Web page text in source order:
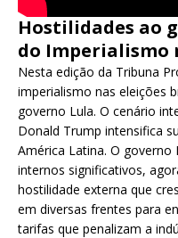
Hostilidades ao
do Imperialismo
Nesta edição da Tribuna
imperialismo nas eleições
governo Lula. O cenário
Donald Trump intensifica
América Latina. O
internos significativos,
hostilidade externa que
em diversas frentes para
tarifas que penalizam a